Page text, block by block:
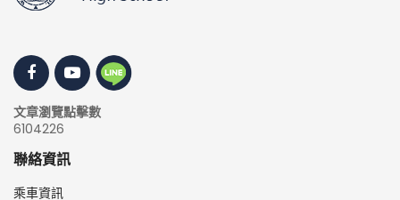
文章瀏覽點擊數
6104226
聯絡資訊
乘車資訊